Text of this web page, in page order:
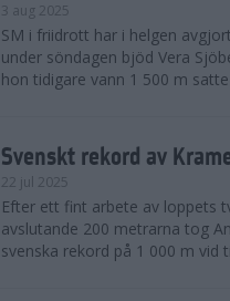
3 aug 2025
SM i friidrott har i helgen
under söndagen bjöd Vera
hon tidigare vann 1 500 m
Svenskt rekord av
22 jul 2025
Efter ett fint arbete av loppets
avslutande 200 metrarna tog
svenska rekord på 1 000 m vid